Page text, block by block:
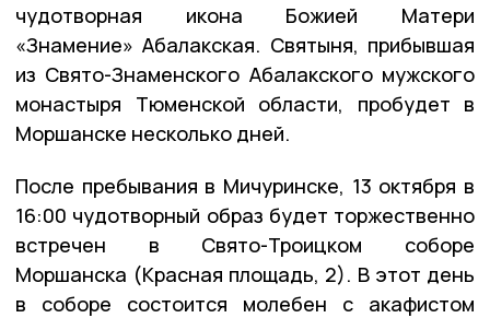
чудотворная икона Божией Матери
«Знамение» Абалакская. Святыня, прибывшая
из Свято-Знаменского Абалакского мужского
монастыря Тюменской области, пробудет в
Моршанске несколько дней.
После пребывания в Мичуринске, 13 октября в
16:00 чудотворный образ будет торжественно
встречен в Свято-Троицком соборе
Моршанска (Красная площадь, 2). В этот день
в соборе состоится молебен с акафистом